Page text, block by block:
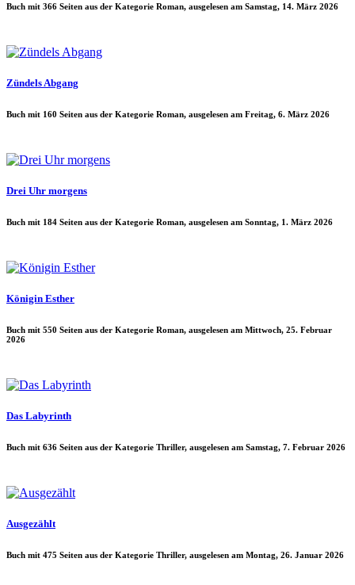
Buch mit 366 Seiten aus der Kategorie Roman, ausgelesen am Samstag, 14. März 2026
Zündels Abgang
Buch mit 160 Seiten aus der Kategorie Roman, ausgelesen am Freitag, 6. März 2026
Drei Uhr morgens
Buch mit 184 Seiten aus der Kategorie Roman, ausgelesen am Sonntag, 1. März 2026
Königin Esther
Buch mit 550 Seiten aus der Kategorie Roman, ausgelesen am Mittwoch, 25. Februar
2026
Das Labyrinth
Buch mit 636 Seiten aus der Kategorie Thriller, ausgelesen am Samstag, 7. Februar 2026
Ausgezählt
Buch mit 475 Seiten aus der Kategorie Thriller, ausgelesen am Montag, 26. Januar 2026